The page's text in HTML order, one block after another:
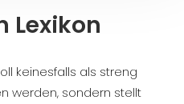
Lexikon
keinesfalls als streng
werden, sondern stellt